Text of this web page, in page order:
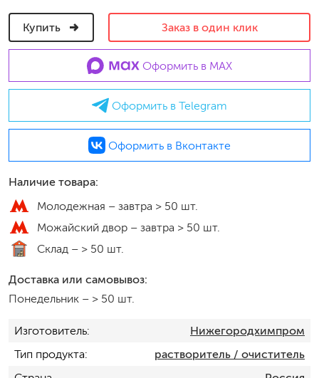
Купить Заказ в один клик
Оформить в MAX
Оформить в Telegram
Оформить в Вконтакте
Наличие товара:
Молодежная – завтра > 50 шт.
Можайский двор – завтра > 50 шт.
Склад – > 50 шт.
Доставка или самовывоз:
Понедельник – > 50 шт.
Изготовитель
Нижегородхимпром
Тип продукта
растворитель / очиститель